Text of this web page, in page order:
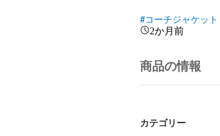
#コーチジャケット
2か月前
商品の情報
カテゴリー